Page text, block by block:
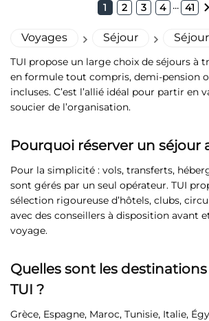
Italie, Palerme
Iconique Club Marmara Sicilia ****
Durée de
7 à 21 nuits
Formule
Tout compris
Départ de 9 ville(s)
Voir toutes nos offres
Canaries, Tenerife
Club Lookéa Alua Tenerife ****
Durée de
Voir toutes nos offres
Albanie, Tirana
Durée de4 à 14 nuits
Départ de
Durée de
5 à 21 nuits
Départ de
12 ville(s)
Club Lookéa Kiwengwa Beach Resort -
Durée de5 à 21 nuits
Départ de18 ville(s)
Voir toutes nos offres
1 2 3 4 ... 41
Voyages Séjour
TUI propose un large choix de séjours à
en formule tout compris, demi-pension
incluses. C’est l’allié idéal pour partir en
soucier de l’organisation.
Pourquoi réserver un séjour
Pour la simplicité : vols, transferts,
sont gérés par un seul opérateur. TUI
sélection rigoureuse d’hôtels, clubs,
avec des conseillers à disposition avant
voyage.
Quelles sont les
TUI ?
Grèce, Espagne, Maroc, Tunisie, Italie,